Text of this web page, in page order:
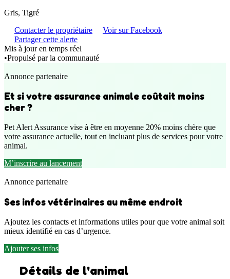
Gris, Tigré
Contacter le propriétaire
Voir sur Facebook
Partager cette alerte
Mis à jour en temps réel
•Propulsé par la communauté
Annonce partenaire
Et si votre assurance animale coûtait moins
cher ?
Pet Alert Assurance vise à être en moyenne 20% moins chère que
votre assurance actuelle, tout en incluant plus de services pour votre
animal.
M’inscrire au lancement
Annonce partenaire
Ses infos vétérinaires au même endroit
Ajoutez les contacts et informations utiles pour que votre animal soit
mieux identifié en cas d’urgence.
Ajouter ses infos
Détails de l'animal